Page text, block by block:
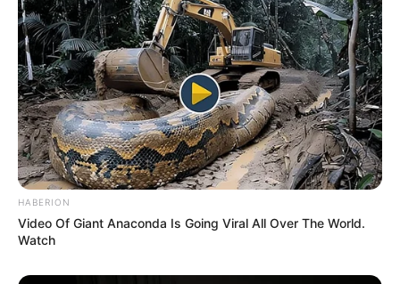
UTILE PAS UTILE ? CONTENT ? PAS CONTENT ?
HABERION
Video Of Giant Anaconda Is Going Viral All Over The World.
Watch